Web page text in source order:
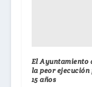
El Ayuntamiento
la peor
15 años